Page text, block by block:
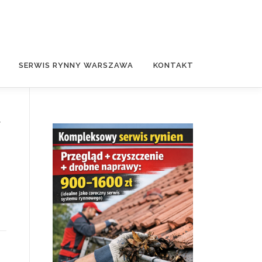
SERWIS RYNNY WARSZAWA KONTAKT